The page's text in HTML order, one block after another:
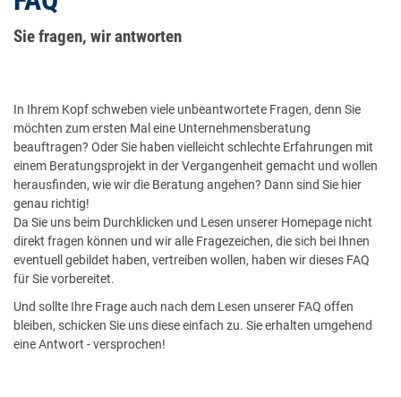
Sie fragen, wir antworten
In Ihrem Kopf schweben viele unbeantwortete Fragen, denn Sie
möchten zum ersten Mal eine Unternehmensberatung
beauftragen? Oder Sie haben vielleicht schlechte Erfahrungen mit
einem Beratungsprojekt in der Vergangenheit gemacht und wollen
herausfinden, wie wir die Beratung angehen? Dann sind Sie hier
genau richtig!
Da Sie uns beim Durchklicken und Lesen unserer Homepage nicht
direkt fragen können und wir alle Fragezeichen, die sich bei Ihnen
eventuell gebildet haben, vertreiben wollen, haben wir dieses FAQ
für Sie vorbereitet.
Und sollte Ihre Frage auch nach dem Lesen unserer FAQ offen
bleiben, schicken Sie uns diese einfach zu. Sie erhalten umgehend
eine Antwort - versprochen!